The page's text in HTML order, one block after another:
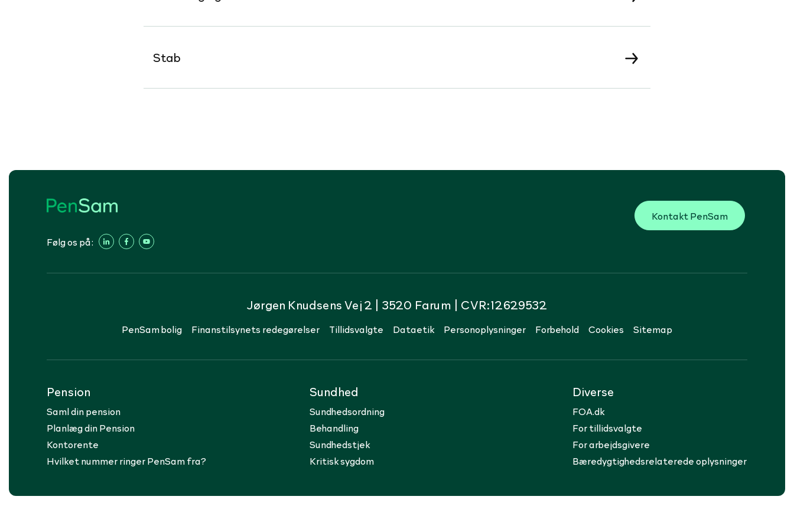
Stab
Følg os på:
Kontakt PenSam
Jørgen Knudsens Vej 2 | 3520 Farum | CVR:12629532
PenSam bolig Finanstilsynets redegørelser Tillidsvalgte Dataetik Personoplysninger Forbehold Cookies Sitemap
Pension
Saml din pension
Planlæg din Pension
Kontorente
Hvilket nummer ringer PenSam fra?
Sundhed
Sundhedsordning
Behandling
Sundhedstjek
Kritisk sygdom
Diverse
FOA.dk
For tillidsvalgte
For arbejdsgivere
Bæredygtighedsrelaterede oplysninger